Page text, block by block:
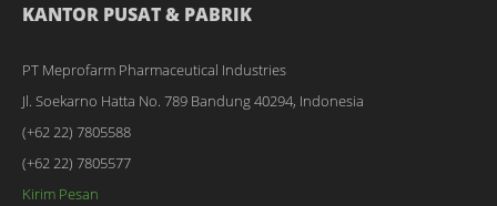
KANTOR PUSAT & PABRIK
PT Meprofarm Pharmaceutical Industries
Jl. Soekarno Hatta No. 789 Bandung 40294, Indonesia
(+62 22) 7805588
(+62 22) 7805577
Kirim Pesan